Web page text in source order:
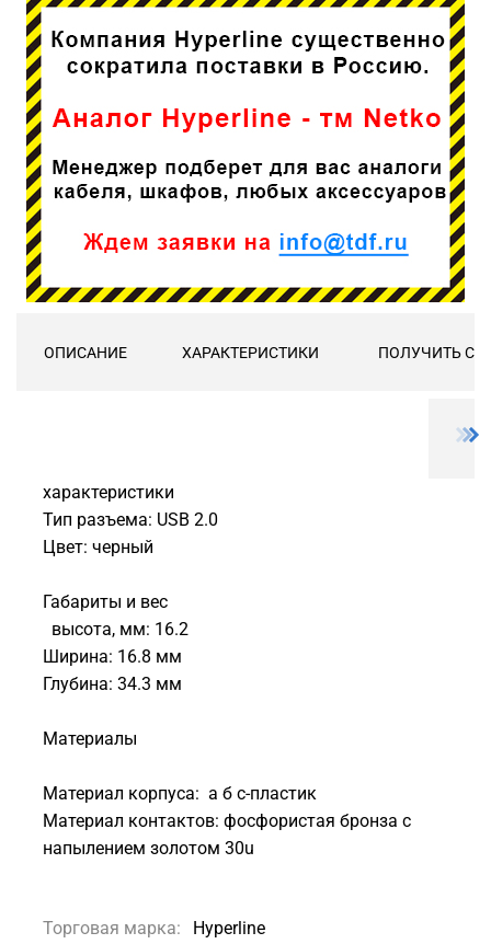
ОПИСАНИЕ ХАРАКТЕРИСТИКИ ПОЛУЧИТЬ
характеристики
Тип разъема: USB 2.0
Цвет: черный
Габариты и вес
высота, мм: 16.2
Ширина: 16.8 мм
Глубина: 34.3 мм
Материалы
Материал корпуса: а б с-пластик
Материал контактов: фосфористая бронза с
напылением золотом 30u
Торговая марка: Hyperline